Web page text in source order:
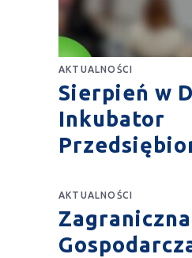
AKTUALNOŚCI
Sierpień w
Inkubator
AKTUALNOŚCI